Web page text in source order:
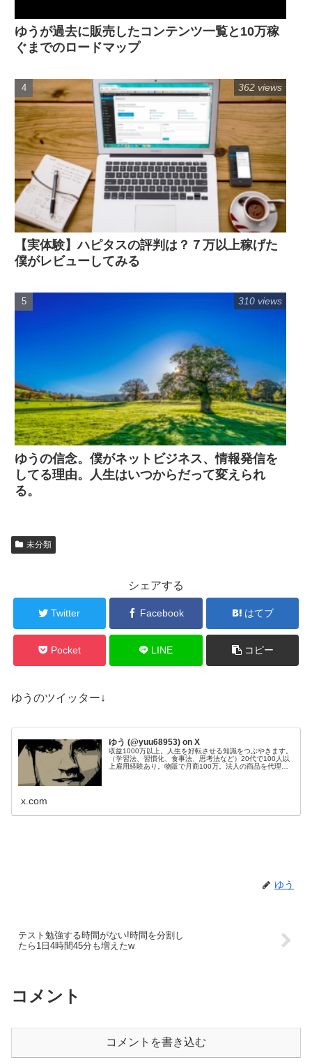
ゆうが過去に販売したコンテンツ一覧と10万稼
ぐまでのロードマップ
【実体験】ハピタスの評判は？７万以上稼げた
僕がレビューしてみる
362 views
ゆうの信念。僕がネットビジネス、情報発信を
してる理由。人生はいつからだって変えられ
る。
310 views
未分類
シェアする
Twitter Facebook はてブ
Pocket LINE コピー
ゆうのツイッター↓
ゆう (@yuu68953) on X
収益1000万以上。人生を好転させる知識をつぶやきます。
（学習法、習慣化、食事法、思考法など）20代で100人以
上雇用経験あり。物販で月商100万。法人の商品を代理販
x.com
ゆう
テスト勉強する時間がない!時間を分割し
たら1日4時間45分も増えたw
コメント
コメントを書き込む